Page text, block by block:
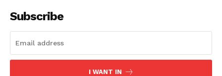
Subscribe
I WANT IN